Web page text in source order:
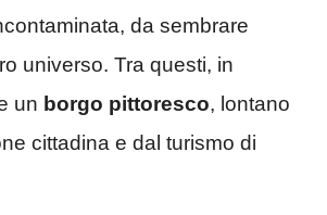
da sembrare
universo. Tra questi, in
un borgo pittoresco, lontano
cittadina e dal turismo di